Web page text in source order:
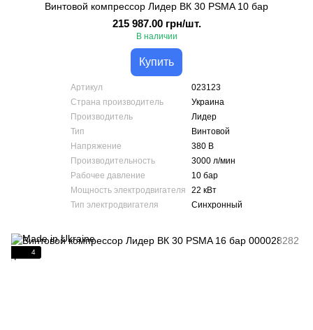
Винтовой компрессор Лидер ВК 30 PSMA 10 бар
215 987.00 грн/шт.
В наличии
Купить
Артикул
023123
Страна производитель
Украина
Производитель
Лидер
Тип
Винтовой
Напряжение
380 В
Производительность
3000 л/мин
Рабочее давление
10 бар
Мощность электродвигателя
22 кВт
Тип электродвигателя
Синхронный
4